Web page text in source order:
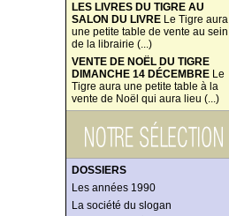
LES LIVRES DU TIGRE AU
SALON DU LIVRE Le Tigre aura
une petite table de vente au sein
de la librairie (...)
VENTE DE NOËL DU TIGRE
DIMANCHE 14 DÉCEMBRE Le
Tigre aura une petite table à la
vente de Noël qui aura lieu (...)
DOSSIERS
Les années 1990
La société du slogan